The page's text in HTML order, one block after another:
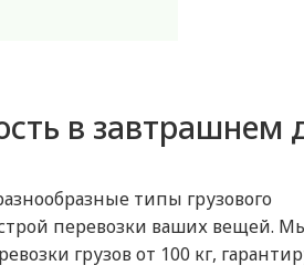
в завтрашнем
типы грузового
перевозки ваших вещей.
грузов от 100 кг,